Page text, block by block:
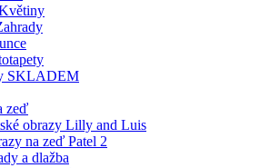
SKLADEM
zeď
obrazy Lilly and Luis
na zeď Patel 2
a dlažba